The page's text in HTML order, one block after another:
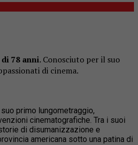
di78 anni. Conosciuto peril suo
di cinema.
primo lungometraggio,
cinematografiche. Tra i suoi
di disumanizzazione e
americana sotto una patina di